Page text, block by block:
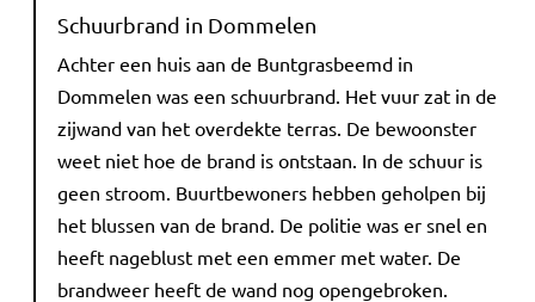
Schuurbrand in Dommelen
Achter een huis aan de Buntgrasbeemd in
Dommelen was een schuurbrand. Het vuur zat in de
zijwand van het overdekte terras. De bewoonster
weet niet hoe de brand is ontstaan. In de schuur is
geen stroom. Buurtbewoners hebben geholpen bij
het blussen van de brand. De politie was er snel en
heeft nageblust met een emmer met water. De
brandweer heeft de wand nog opengebroken.